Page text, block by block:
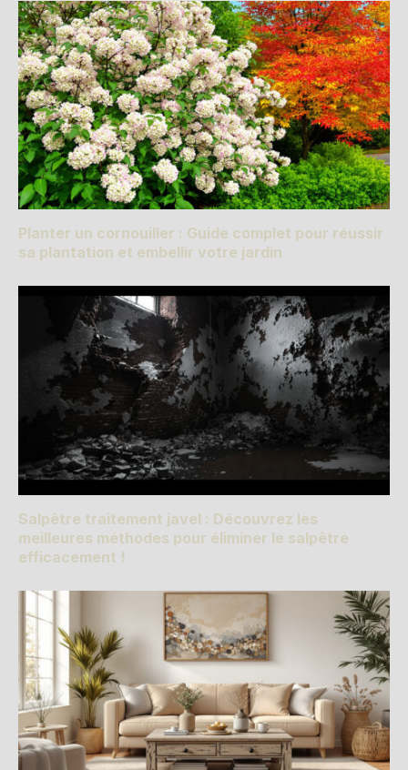
Planter un cornouiller : Guide complet pour réussir
sa plantation et embellir votre jardin
Salpêtre traitement javel : Découvrez les
meilleures méthodes pour éliminer le salpêtre
efficacement !